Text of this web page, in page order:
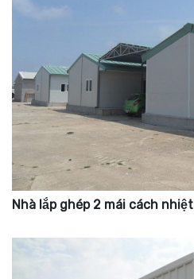
Nhà lắp ghép 2 mái cách nhiệt